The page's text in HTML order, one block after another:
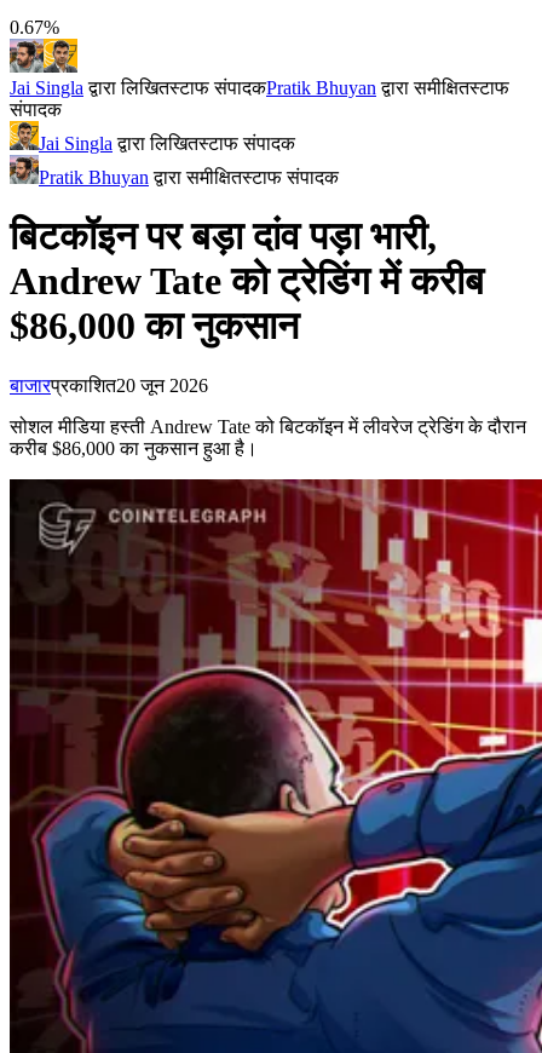
0.67%
Jai Singla द्वारा लिखितस्टाफ संपादकPratik Bhuyan द्वारा समीक्षितस्टाफ
संपादक
Jai Singla द्वारा लिखितस्टाफ संपादक
Pratik Bhuyan द्वारा समीक्षितस्टाफ संपादक
बिटकॉइन पर बड़ा दांव पड़ा भारी,
Andrew Tate को ट्रेडिंग में करीब
$86,000 का नुकसान
बाजारप्रकाशित20 जून 2026
सोशल मीडिया हस्ती Andrew Tate को बिटकॉइन में लीवरेज ट्रेडिंग के दौरान
करीब $86,000 का नुकसान हुआ है।